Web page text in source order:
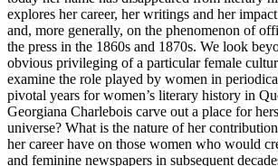
explores her career, her writings and her
and, more generally, on the phenomenon of
the press in the 1860s and 1870s. We look
obvious privileging of a particular female
examine the role played by women in
pivotal years for women’s literary history in
Georgiana Charlebois carve out a place for
universe? What is the nature of her
her career have on those women who would
and feminine newspapers in subsequent